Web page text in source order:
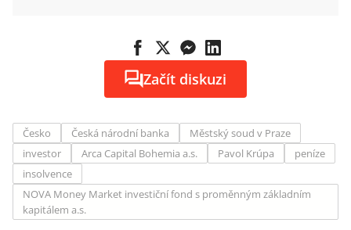
Začít diskuzi
Česko Česká národní banka
Městský soud v Praze
investor
Arca Capital Bohemia a.s. Pavol Krúpa
peníze
insolvence
NOVA Money Market investiční fond s proměnným základním
kapitálem a.s.